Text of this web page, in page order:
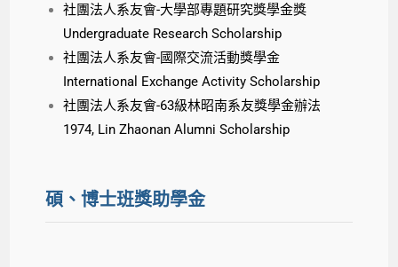
社團法人系友會-大學部專題研究獎學金獎
Undergraduate Research Scholarship
社團法人系友會-國際交流活動獎學金
International Exchange Activity Scholarship
社團法人系友會-63級林昭南系友獎學金辦法
1974, Lin Zhaonan Alumni Scholarship
碩、博士班獎助學金